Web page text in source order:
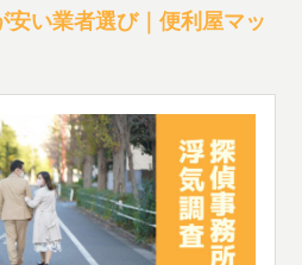
い業者選び｜便利屋マッ